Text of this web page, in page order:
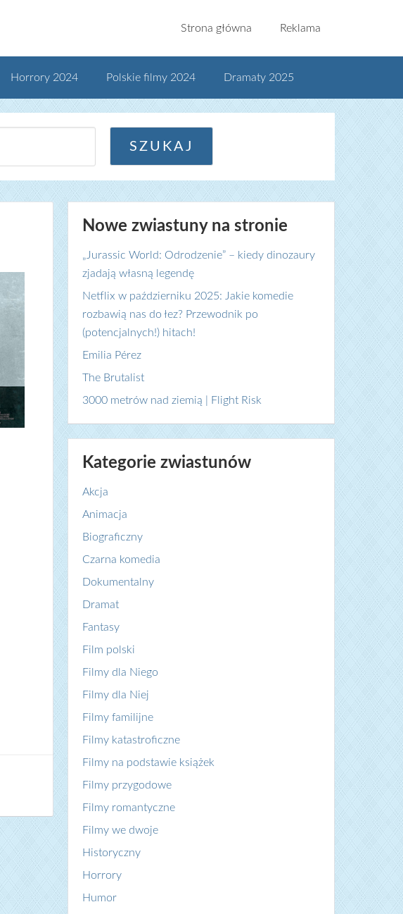
Strona główna Reklama
Horrory 2024 Polskie filmy 2024 Dramaty 2025
Nowe zwiastuny na stronie
„Jurassic World: Odrodzenie” – kiedy dinozaury
zjadają własną legendę
Netflix w październiku 2025: Jakie komedie
rozbawią nas do łez? Przewodnik po
(potencjalnych!) hitach!
Emilia Pérez
The Brutalist
3000 metrów nad ziemią | Flight Risk
Kategorie zwiastunów
Akcja
Animacja
Biograficzny
Czarna komedia
Dokumentalny
Dramat
Fantasy
Film polski
Filmy dla Niego
Filmy dla Niej
Filmy familijne
Filmy katastroficzne
Filmy na podstawie książek
Filmy przygodowe
Filmy romantyczne
Filmy we dwoje
Historyczny
Horrory
Humor